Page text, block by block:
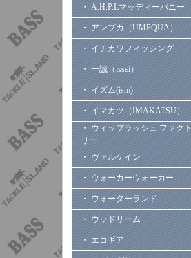
・ A.H.P.Lマッディーバニー
・ アンプカ（UMPQUA）
・ イチカワフィッシング
・ 一誠（issei）
・ イズム(ism)
・ イマカツ（IMAKATSU）
・ ウィップラッシュ ファクト
リー
・ ヴァルケイン
・ ウォーカーウォーカー
・ ウォーターランド
・ ウッドリーム
・ エコギア